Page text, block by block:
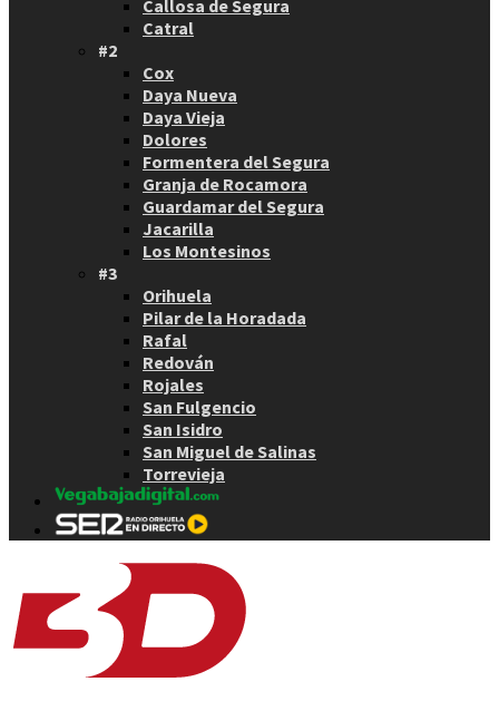
Callosa de Segura
Catral
#2
Cox
Daya Nueva
Daya Vieja
Dolores
Formentera del Segura
Granja de Rocamora
Guardamar del Segura
Jacarilla
Los Montesinos
#3
Orihuela
Pilar de la Horadada
Rafal
Redován
Rojales
San Fulgencio
San Isidro
San Miguel de Salinas
Torrevieja